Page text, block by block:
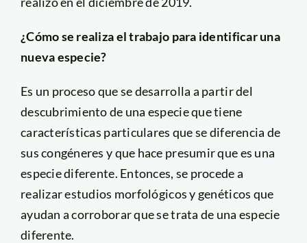
¿Cómo se realiza el trabajo para identificar una
nueva especie?
Es un proceso que se desarrolla a partir del
descubrimiento de una especie que tiene
características particulares que se diferencia de
sus congéneres y que hace presumir que es una
especie diferente. Entonces, se procede a
realizar estudios morfológicos y genéticos que
ayudan a corroborar que se trata de una especie
diferente.